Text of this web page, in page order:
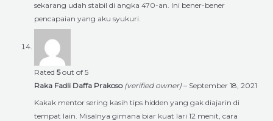
sekarang udah stabil di angka 470-an. Ini bener-bener
pencapaian yang aku syukuri.
Rated 5out of 5
Raka Fadli Daffa Prakoso (verified owner) – September 18, 2021
Kakak mentor sering kasih tips hidden yang gak diajarin di
tempat lain. Misalnya gimana biar kuat lari 12 menit, cara